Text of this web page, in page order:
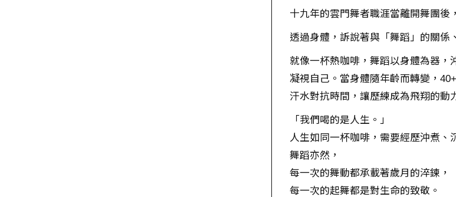
十九年的雲門舞者職涯當離開舞團後
透過身體，訴說著與「舞蹈」的關係
就像一杯熱咖啡，舞蹈以身體為器，
凝視自己。當身體隨年齡而轉變，
汗水對抗時間，讓歷練成為飛翔的動
「我們喝的是人生。」
人生如同一杯咖啡，需要經歷沖煮、
舞蹈亦然，
每一次的舞動都承載著歲月的淬鍊，
每一次的起舞都是對生命的致敬。